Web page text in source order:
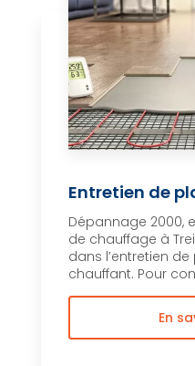
Entretien de
Dépannage 2000,
de chauffage à
dans l’entretien
chauffant. Pour
En